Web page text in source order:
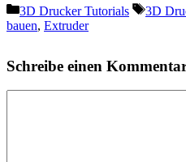
Kategorien
3D Drucker Tutorials 3D
bauen, Extruder
Schreibe einen